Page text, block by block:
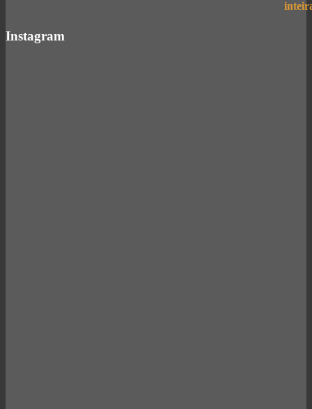
Instagram